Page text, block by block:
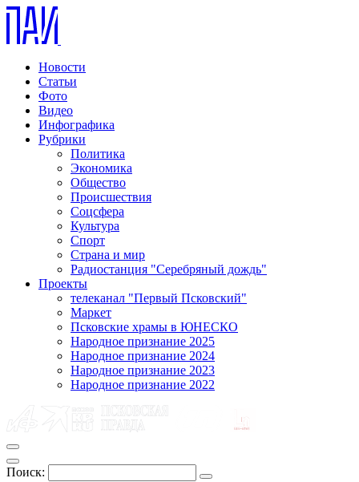
Новости
Статьи
Фото
Видео
Инфографика
Рубрики
Политика
Экономика
Общество
Происшествия
Соцсфера
Культура
Спорт
Страна и мир
Радиостанция "Серебряный дождь"
Проекты
телеканал "Первый Псковский"
Маркет
Псковские храмы в ЮНЕСКО
Народное признание 2025
Народное признание 2024
Народное признание 2023
Народное признание 2022
Поиск: